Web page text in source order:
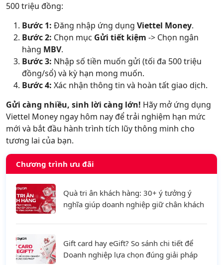
500 triệu đồng:
Bước 1: Đăng nhập ứng dụng Viettel Money.
Bước 2: Chọn mục Gửi tiết kiệm -> Chọn ngân
hàng MBV.
Bước 3: Nhập số tiền muốn gửi (tối đa 500 triệu
đồng/sổ) và kỳ hạn mong muốn.
Bước 4: Xác nhận thông tin và hoàn tất giao dịch.
Gửi càng nhiều, sinh lời càng lớn! Hãy mở ứng dụng
Viettel Money ngay hôm nay để trải nghiệm hạn mức
mới và bắt đầu hành trình tích lũy thông minh cho
tương lai của bạn.
Chương trình ưu đãi
Quà tri ân khách hàng: 30+ ý tưởng ý
nghĩa giúp doanh nghiệp giữ chân khách
Gift card hay eGift? So sánh chi tiết để
Doanh nghiệp lựa chọn đúng giải pháp